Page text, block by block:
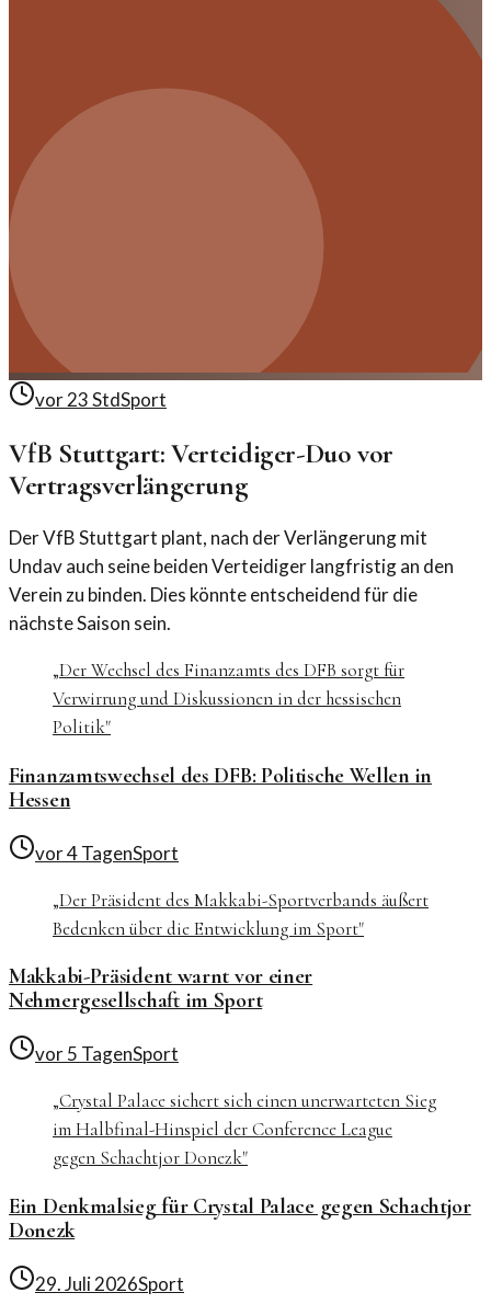
vor 23 StdSport
VfB Stuttgart: Verteidiger-Duo vor
Vertragsverlängerung
Der VfB Stuttgart plant, nach der Verlängerung mit
Undav auch seine beiden Verteidiger langfristig an den
Verein zu binden. Dies könnte entscheidend für die
nächste Saison sein.
„Der Wechsel des Finanzamts des DFB sorgt für
Verwirrung und Diskussionen in der hessischen
Politik"
Finanzamtswechsel des DFB: Politische Wellen in
Hessen
vor 4 TagenSport
„Der Präsident des Makkabi-Sportverbands äußert
Bedenken über die Entwicklung im Sport"
Makkabi-Präsident warnt vor einer
Nehmergesellschaft im Sport
vor 5 TagenSport
„Crystal Palace sichert sich einen unerwarteten Sieg
im Halbfinal-Hinspiel der Conference League
gegen Schachtjor Donezk"
Ein Denkmalsieg für Crystal Palace gegen Schachtjor
Donezk
29. Juli 2026Sport